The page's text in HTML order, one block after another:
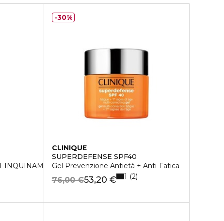
INQUINAMENTO
CLINIQUE
SUPERDEFENSE SPF40
Gel Prevenzione Antietà + Anti-Fatica
53,20 €
76,00 € 1 2
30%